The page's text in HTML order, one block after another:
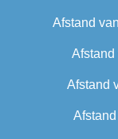
Afstand van
Afstand
Afstand